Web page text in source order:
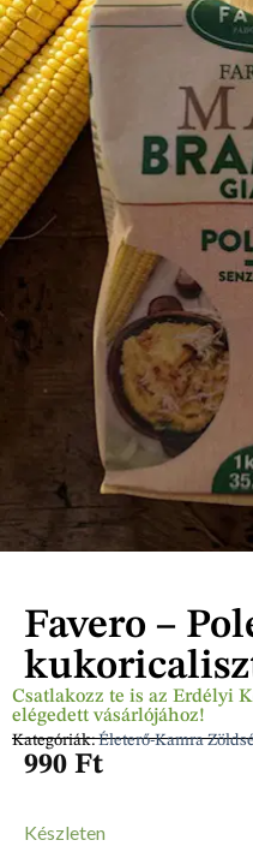
Csatlakozz te is az Erdélyi
elégedett vásárlójához!
Kategóriák:Életerő-Kamra
Favero –
990 Ft
Készleten